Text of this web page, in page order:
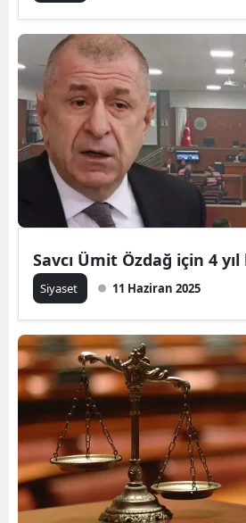
Savcı Ümit Özdağ için 4
Siyaset 11 Haziran 2025